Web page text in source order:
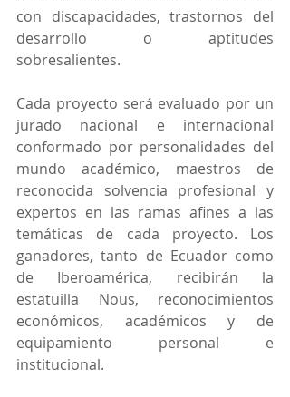
con discapacidades, trastornos del
desarrollo o aptitudes
sobresalientes.
Cada proyecto será evaluado por un
jurado nacional e internacional
conformado por personalidades del
mundo académico, maestros de
reconocida solvencia profesional y
expertos en las ramas afines a las
temáticas de cada proyecto. Los
ganadores, tanto de Ecuador como
de Iberoamérica, recibirán la
estatuilla Nous, reconocimientos
económicos, académicos y de
equipamiento personal e
institucional.